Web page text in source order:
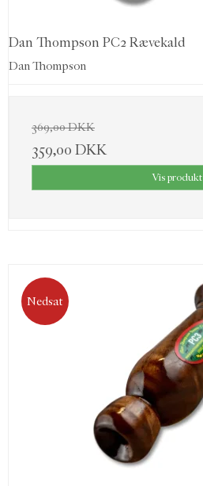
Dan Thompson PC2 Rævekald
Dan Thompson
369,00 DKK
359,00 DKK
Vis produkt
Nedsat